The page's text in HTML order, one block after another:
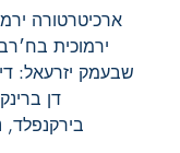
ארכיטרטורה
ירמוכית
שבעמק יזרעאל:
דן